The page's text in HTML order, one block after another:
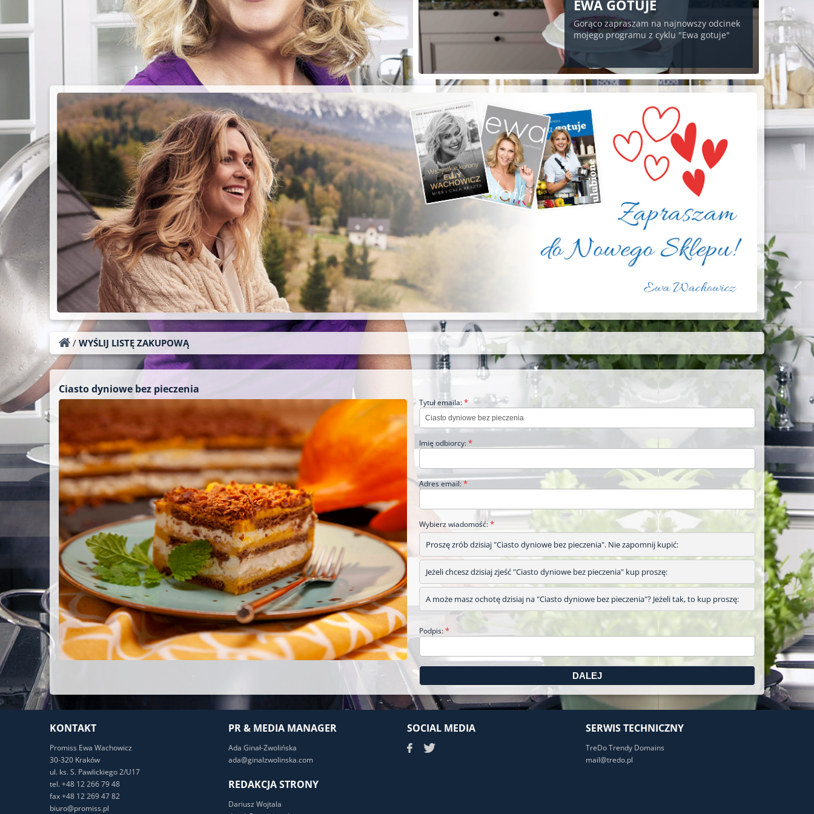
PIECZYSTE POD
CHMURKĄ!
Przepisy na grilla;-)
EWA GOTUJE
Gorąco zapraszam na najnowszy odcinek
mojego programu z cyklu "Ewa gotuje"
/ WYŚLIJ LISTĘ ZAKUPOWĄ
Ciasto dyniowe bez pieczenia
Tytuł emaila:*
Imię odbiorcy:*
Adres email:*
Wybierz wiadomość:*
Proszę zrób dzisiaj "Ciasto dyniowe bez pieczenia". Nie zapomnij kupić:
Jeżeli chcesz dzisiaj zjeść "Ciasto dyniowe bez pieczenia" kup proszę:
A może masz ochotę dzisiaj na "Ciasto dyniowe bez pieczenia"? Jeżeli tak, to kup proszę:
Podpis:*
KONTAKT
Promiss Ewa Wachowicz
30-320 Kraków
ul. ks. S. Pawlickiego 2/U17
tel. +48 12 266 79 48
fax +48 12 269 47 82
biuro@promiss.pl
PR & MEDIA MANAGER
Ada Ginał-Zwolińska
ada@ginalzwolinska.com
REDAKCJA STRONY
Dariusz Wojtala
SOCIAL MEDIA SERWIS TECHNICZNY
TreDo Trendy Domains
mail@tredo.pl